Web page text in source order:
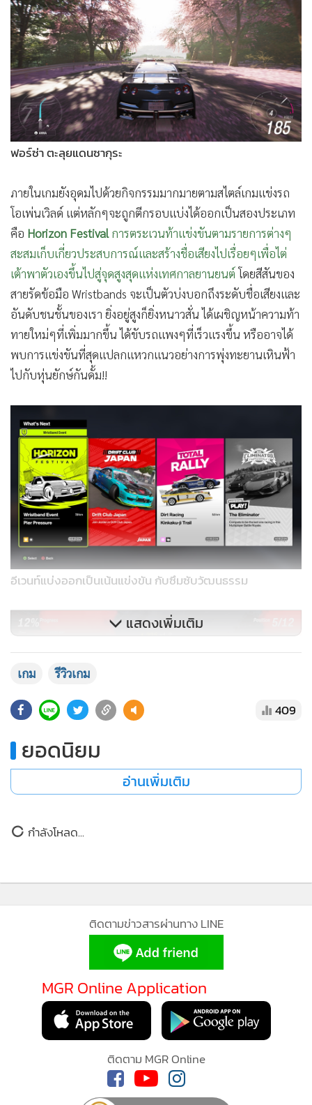
ฟอร์ซ่า ตะลุยแดนซากุระ
ภายในเกมยังอุดมไปด้วยกิจกรรมมากมายตามสไตล์เกมแข่งรถ
คือHorizon Festivalการตระเวนท้าแข่งขันตามรายการต่างๆ
สะสมเก็บเกี่ยวประสบการณ์และสร้างชื่อเสียงไปเรื่อยๆเพื่อไต่
เต้าพาตัวเองขึ้นไปสู่จุดสูงสุดแห่งเทศกาลยานยนต์โดยสีสันของ
สายรัดข้อมือ Wristbands จะเป็นตัวบ่งบอกถึงระดับชื่อเสียงและ
อันดับชนชั้นของเรา ยิ่งอยู่สูงก็ยิ่งหนาวสั่น ได้เผชิญหน้าความท้า
ทายใหม่ๆที่เพิ่มมากขึ้น ได้ขับรถแพงๆที่เร็วแรงขึ้น หรืออาจได้
พบการแข่งขันที่สุดแปลกแหวกแนวอย่างการพุ่งทะยานเหินฟ้า
ไปกับหุ่นยักษ์กันดั้ม!!
อีเวนท์แบ่งออกเป็นเน้นแข่งขัน กับซึมซับวัฒนธรรม
แข่งเลื่อนขั้นไปเรื่อยๆเพื่อไต่ระดับสี Wristbands
บางสนามอาจเจอกติกาแปลกๆหรือมีเซอร์ไพรส์ดักรออยู่
ขณะเดียวกันกิจกรรมอีกส่วนหนึ่งในหมวดหมู่
นั้นมันจะให้อารมณ์เหมือนเราเป็นนักท่องเที่ยวผู้เดินทางมาพัก
ผ่อนหย่อนกาย ขับรถตามกันไปแบบโรดทริปสำรวจเยี่ยมชม
ทัศนียภาพอันสวยงามของญี่ปุ่นโดยมีไกด์คอยนำทางให้คำชี้แนะ
บอกสอนให้เรารู้จักวิถีชีวิตความเป็นอยู่ของผู้คน รวมไปถึงสอด
แทรกวัฒนธรรมการดริฟต์และการแข่งรถลงภูเขาอันเป็นเสน่ห์
แสดงเพิ่มเติม
เกม รีวิวเกม
อ่านเพิ่มเติม
ติดตามข่าวสารผ่านทาง LINE
MGR Online Application
ติดตาม MGR Online
MGR Online ใช้คุกกี้ (Cookies)
MGR Online ใช้คุกกี้ เพื่อจัดการข้อมูลส่วนบุคคลเพื่อนำเสนอ
ประสบการณ์คอนเทนต์ที่ดีที่สุดให้กับผู้อ่านบนเว็บไซต์ และ
เงื่อนไขการใช้งานเว็บไซต์
ส่วนบุคคล
รับทราบ